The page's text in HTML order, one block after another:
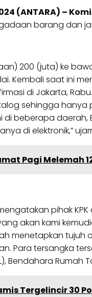
(ANTARA) –
barang dan
200 (juta) ke
Kembali saat ini
di Jakarta,
sehingga
di beberapa
di elektronik,”
Pagi Melemah
pihak
akan kami
menetapkan
Para tersangka
Bendahara
Tergelincir 30